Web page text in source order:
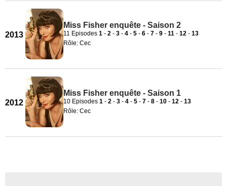
2013
Miss Fisher enquête - Saison 2
11 Episodes 1 - 2 - 3 - 4 - 5 - 6 - 7 - 9 - 11 - 12 - 13
Rôle: Cec
2012
Miss Fisher enquête - Saison 1
10 Episodes 1 - 2 - 3 - 4 - 5 - 7 - 8 - 10 - 12 - 13
Rôle: Cec